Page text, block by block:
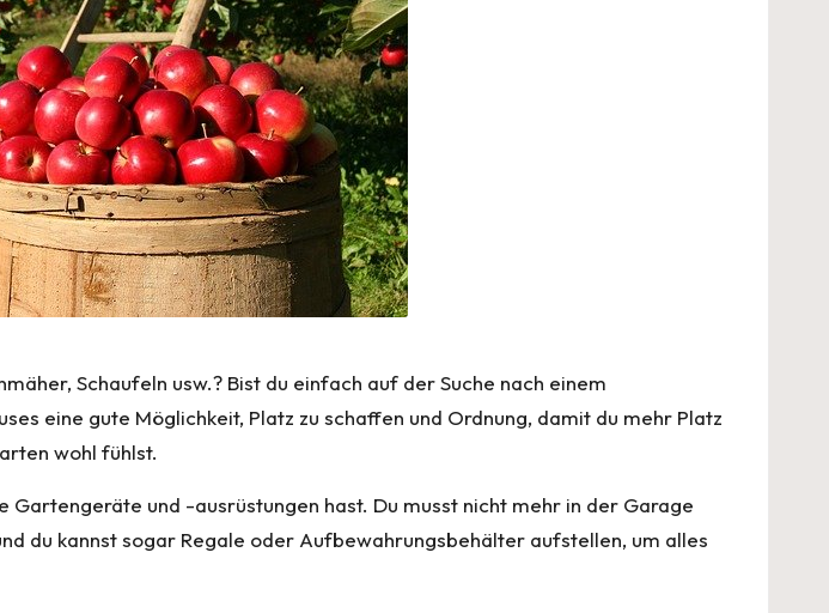
Schaufeln usw.? Bist du einfach auf der Suche nach einem
eine gute Möglichkeit, Platz zu schaffen und Ordnung, damit du mehr Platz
wohl fühlst.
und -ausrüstungen hast. Du musst nicht mehr in der Garage
du kannst sogar Regale oder Aufbewahrungsbehälter aufstellen, um alles